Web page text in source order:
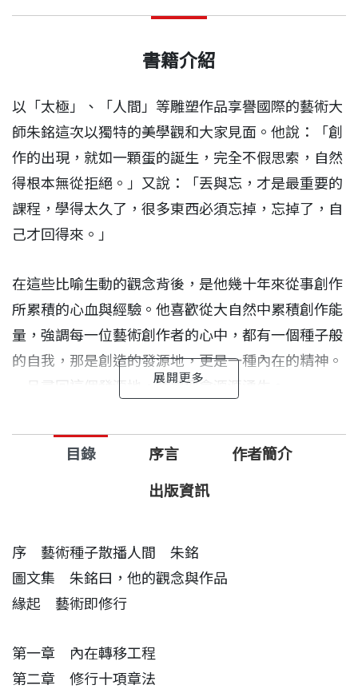
書籍介紹
以「太極」、「人間」等雕塑作品享譽國際的藝術大
師朱銘這次以獨特的美學觀和大家見面。他說：「創
作的出現，就如一顆蛋的誕生，完全不假思索，自然
得根本無從拒絕。」又說：「丟與忘，才是最重要的
課程，學得太久了，很多東西必須忘掉，忘掉了，自
己才回得來。」
在這些比喻生動的觀念背後，是他幾十年來從事創作
所累積的心血與經驗。他喜歡從大自然中累積創作能
量，強調每一位藝術創作者的心中，都有一個種子般
的自我，那是創造的發源地，更是一種內在的精神。
一旦尋回這個發源地，靈感便會源源湧生。
書中傳遞了悠遠曠達的生命情懷及關於「美」的獨特
思考，句句動人而深刻，讀來彷彿置身真善美的精神
境界。朱銘在本書中將開啟讀者的心眼，也讓我們明
目錄 序言 作者簡介
出版資訊
序 藝術種子散播人間 朱銘
圖文集 朱銘曰，他的觀念與作品
緣起 藝術即修行
第一章 內在轉移工程
第二章 修行十項章法